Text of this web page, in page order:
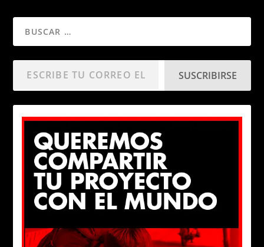
SUSCRIBIRSE